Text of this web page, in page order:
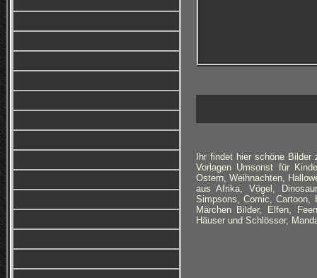
Ihr findet hier schöne
Vorlagen Umsonst für
Ostern, Weihnachten,
aus Afrika, Vögel,
Simpsons, Comic, Cartoon,
Märchen Bilder, Elfen,
Häuser und Schlösser,